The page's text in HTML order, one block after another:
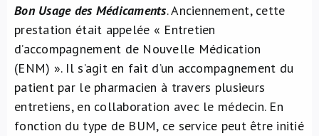
Bon Usage des Médicaments. Anciennement, cette
prestation était appelée « Entretien
d’accompagnement de Nouvelle Médication
(ENM) ». Il s’agit en fait d’un accompagnement du
patient par le pharmacien à travers plusieurs
entretiens, en collaboration avec le médecin. En
fonction du type de BUM, ce service peut être initié